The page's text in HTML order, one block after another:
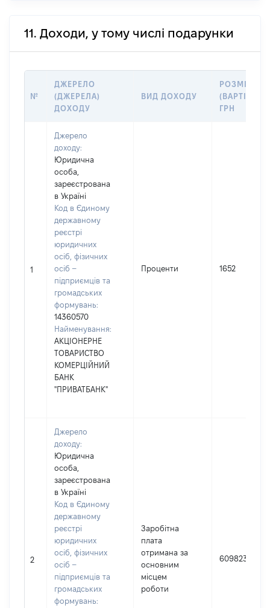
11. Доходи, у тому числі подарунки
№
ДЖЕРЕЛО
(ДЖЕРЕЛА)
ДОХОДУ
ВИД ДОХОДУ
РОЗМІР
(ВАРТІСТЬ),
ГРН
1
Джерело
доходу:
Юридична
особа,
зареєстрована
в Україні
Код в Єдиному
державному
реєстрі
юридичних
осіб, фізичних
осіб –
підприємців та
громадських
формувань:
14360570
Найменування:
АКЦІОНЕРНЕ
ТОВАРИСТВО
КОМЕРЦІЙНИЙ
БАНК
"ПРИВАТБАНК"
Проценти 1652
2
Джерело
доходу:
Юридична
особа,
зареєстрована
в Україні
Код в Єдиному
державному
реєстрі
юридичних
осіб, фізичних
осіб –
підприємців та
громадських
формувань:
Заробітна
плата
отримана за
основним
місцем
роботи
609823